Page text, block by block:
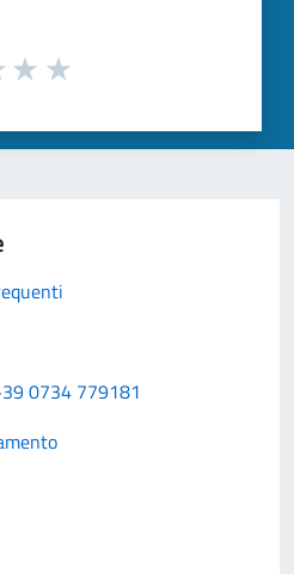
0734 779181